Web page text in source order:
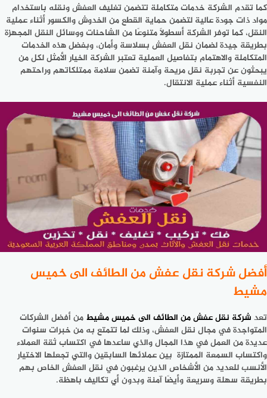
كما تقدم الشركة خدمات متكاملة تتضمن تغليف العفش ونقله باستخدام
مواد ذات جودة عالية لتضمن حماية القطع من الخدوش والكسور أثناء عملية
النقل، كما توفر الشركة أسطولًا متنوعًا من الشاحنات ووسائل النقل المجهزة
بطريقة جيدة لضمان نقل العفش بسلاسة وأمان، وبفضل هذه الخدمات
المتكاملة والاهتمام بتفاصيل العملية تعتبر الشركة الخيار الأمثل لكل من
يبحثون عن تجربة نقل مريحة وآمنة تضمن سلامة ممتلكاتهم وراحتهم
النفسية أثناء عملية الانتقال.
أفضل شركة نقل عفش من الطائف الى خميس
مشيط
تعد شركة نقل عفش من الطائف الى خميس مشيط من أفضل الشركات
المتواجدة في مجال نقل العفش، وذلك لما تتمتع به من خبرات سنوات
عديدة من العمل في هذا المجال والذي ساعدها في اكتساب ثقة العملاء
واكتساب السمعة الممتازة بين عملائها السابقين والتي تجعلها الاختيار
الأنسب للعديد من الأشخاص الذين يرغبون في نقل العفش الخاص بهم
بطريقة سهلة وسريعة وأيضًا آمنة وبدون أي تكاليف باهظة.